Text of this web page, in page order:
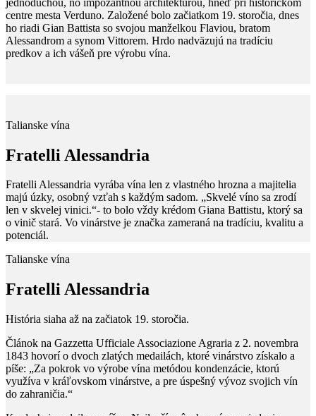
centre mesta Verduno. Založené bolo začiatkom 19. storočia, dnes
ho riadi Gian Battista so svojou manželkou Flaviou, bratom
Alessandrom a synom Vittorem. Hrdo nadväzujú na tradíciu
predkov a ich vášeň pre výrobu vína.
Talianske vína
Fratelli Alessandria
Fratelli Alessandria vyrába vína len z vlastného hrozna a majitelia
majú úzky, osobný vzťah s každým sadom. „Skvelé víno sa zrodí
len v skvelej vinici.“- to bolo vždy krédom Giana Battistu, ktorý sa
o vinič stará. Vo vinárstve je značka zameraná na tradíciu, kvalitu a
potenciál.
Talianske vína
Fratelli Alessandria
História siaha až na začiatok 19. storočia.
Článok na Gazzetta Ufficiale Associazione Agraria z 2. novembra
1843 hovorí o dvoch zlatých medailách, ktoré vinárstvo získalo a
píše: „Za pokrok vo výrobe vína metódou kondenzácie, ktorú
využíva v kráľovskom vinárstve, a pre úspešný vývoz svojich vín
do zahraničia.“